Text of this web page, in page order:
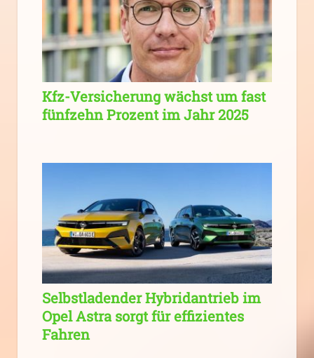
Kfz-Versicherung wächst um fast
fünfzehn Prozent im Jahr 2025
Selbstladender Hybridantrieb im
Opel Astra sorgt für effizientes
Fahren